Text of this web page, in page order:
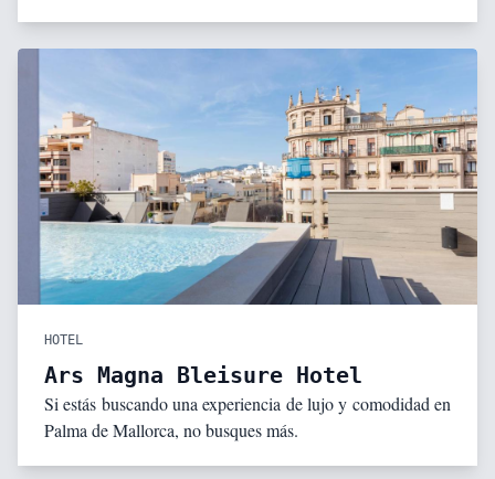
HOTEL
Ars Magna Bleisure Hotel
Si estás buscando una experiencia de lujo y comodidad en
Palma de Mallorca, no busques más.